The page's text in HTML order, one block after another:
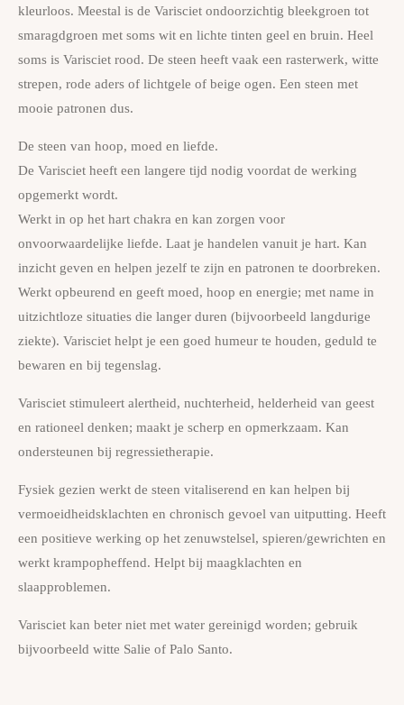
kleurloos. Meestal is de Varisciet ondoorzichtig bleekgroen tot
smaragdgroen met soms wit en lichte tinten geel en bruin. Heel
soms is Varisciet rood. De steen heeft vaak een rasterwerk, witte
strepen, rode aders of lichtgele of beige ogen. Een steen met
mooie patronen dus.
De steen van hoop, moed en liefde.
De Varisciet heeft een langere tijd nodig voordat de werking
opgemerkt wordt.
Werkt in op het hart chakra en kan zorgen voor
onvoorwaardelijke liefde. Laat je handelen vanuit je hart. Kan
inzicht geven en helpen jezelf te zijn en patronen te doorbreken.
Werkt opbeurend en geeft moed, hoop en energie; met name in
uitzichtloze situaties die langer duren (bijvoorbeeld langdurige
ziekte). Varisciet helpt je een goed humeur te houden, geduld te
bewaren en bij tegenslag.
Varisciet stimuleert alertheid, nuchterheid, helderheid van geest
en rationeel denken; maakt je scherp en opmerkzaam. Kan
ondersteunen bij regressietherapie.
Fysiek gezien werkt de steen vitaliserend en kan helpen bij
vermoeidheidsklachten en chronisch gevoel van uitputting. Heeft
een positieve werking op het zenuwstelsel, spieren/gewrichten en
werkt krampopheffend. Helpt bij maagklachten en
slaapproblemen.
Varisciet kan beter niet met water gereinigd worden; gebruik
bijvoorbeeld witte Salie of Palo Santo.